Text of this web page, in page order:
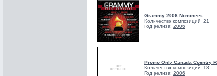
Grammy 2006 Nominees
Количество композиций: 21
Год релиза: 2006
Promo Only Canada Country
Количество композиций: 18
Год релиза: 2006